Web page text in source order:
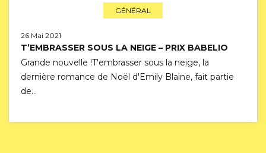
GÉNÉRAL
26 Mai 2021
T’EMBRASSER SOUS LA NEIGE – PRIX BABELIO
Grande nouvelle !T'embrasser sous la neige, la
dernière romance de Noël d'Emily Blaine, fait partie
de…